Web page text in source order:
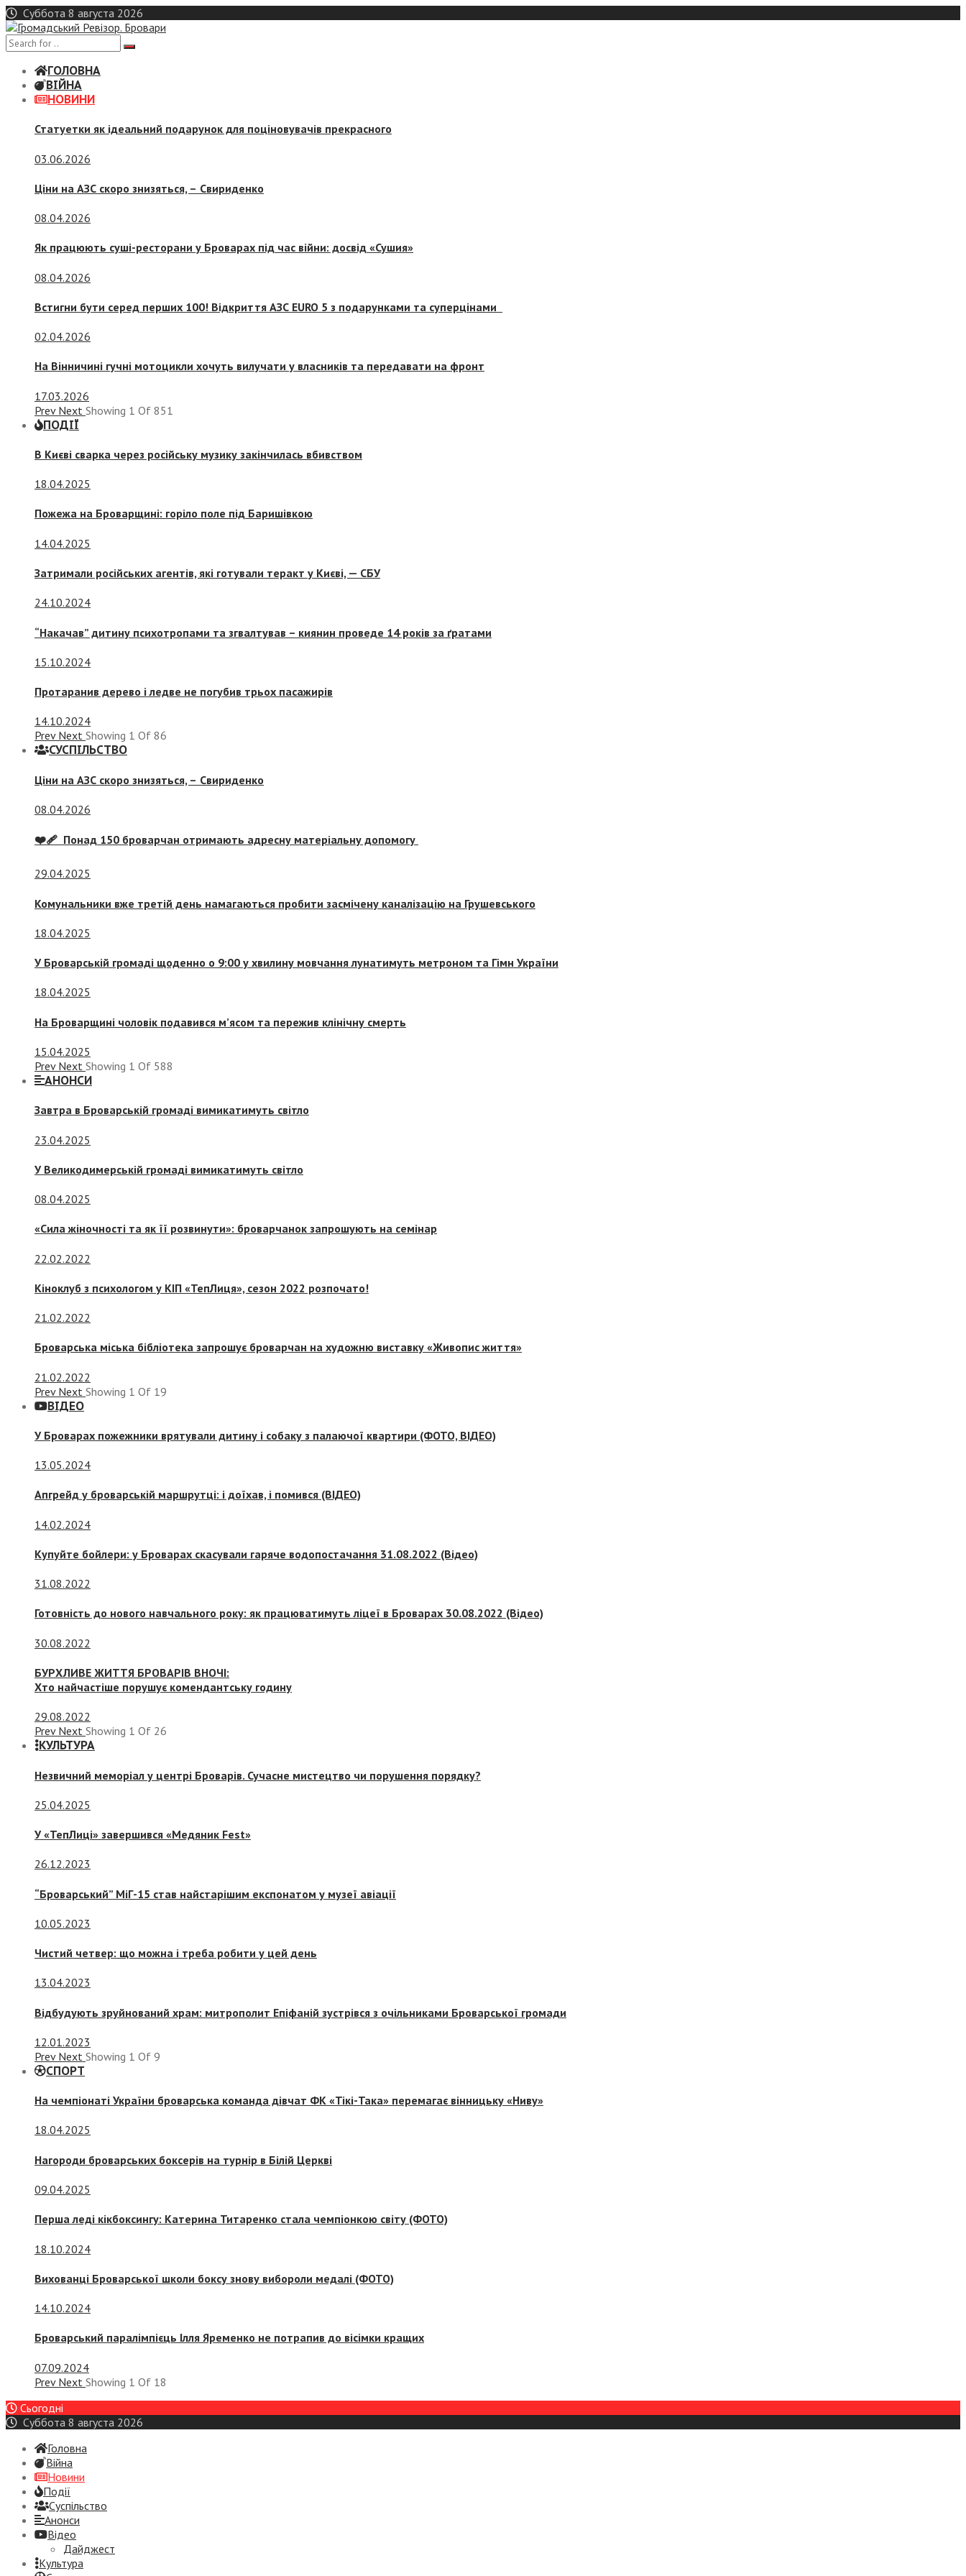
Skip
to
content
Суббота 8 августа 2026
ГОЛОВНА
ВІЙНА
НОВИНИ
Статуетки як ідеальний подарунок для поціновувачів прекрасного
03.06.2026
Ціни на АЗС скоро знизяться, – Свириденко
08.04.2026
Як працюють суші-ресторани у Броварах під час війни: досвід «Сушия»
08.04.2026
Встигни бути серед перших 100! Відкриття АЗС EURO 5 з подарунками та суперцінами
02.04.2026
На Вінничині гучні мотоцикли хочуть вилучати у власників та передавати на фронт
17.03.2026
Prev Next Showing 1 Of 851
ПОДІЇ
В Києві сварка через російську музику закінчилась вбивством
18.04.2025
Пожежа на Броварщині: горіло поле під Баришівкою
14.04.2025
Затримали російських агентів, які готували теракт у Києві, — СБУ
24.10.2024
“Накачав” дитину психотропами та згвалтував – киянин проведе 14 років за ґратами
15.10.2024
Протаранив дерево і ледве не погубив трьох пасажирів
14.10.2024
Prev Next Showing 1 Of 86
СУСПIЛЬСТВО
Ціни на АЗС скоро знизяться, – Свириденко
08.04.2026
❤️‍🩹 Понад 150 броварчан отримають адресну матеріальну допомогу
29.04.2025
Комунальники вже третій день намагаються пробити засмічену каналізацію на Грушевського
18.04.2025
У Броварській громаді щоденно о 9:00 у хвилину мовчання лунатимуть метроном та Гімн України
18.04.2025
На Броварщині чоловік подавився м’ясом та пережив клінічну смерть
15.04.2025
Prev Next Showing 1 Of 588
АНОНСИ
Завтра в Броварській громаді вимикатимуть світло
23.04.2025
У Великодимерській громаді вимикатимуть світло
08.04.2025
«Сила жіночності та як її розвинути»: броварчанок запрошують на семінар
22.02.2022
Кіноклуб з психологом у КІП «ТепЛиця», сезон 2022 розпочато!
21.02.2022
Броварська міська бібліотека запрошує броварчан на художню виставку «Живопис життя»
21.02.2022
Prev Next Showing 1 Of 19
ВІДЕО
У Броварах пожежники врятували дитину і собаку з палаючої квартири (ФОТО, ВІДЕО)
13.05.2024
Апгрейд у броварській маршрутці: і доїхав, і помився (ВІДЕО)
14.02.2024
Купуйте бойлери: у Броварах скасували гаряче водопостачання 31.08.2022 (Відео)
31.08.2022
Готовність до нового навчального року: як працюватимуть ліцеї в Броварах 30.08.2022 (Відео)
30.08.2022
БУРХЛИВЕ ЖИТТЯ БРОВАРІВ ВНОЧІ:
Хто найчастіше порушує комендантську годину
29.08.2022
Prev Next Showing 1 Of 26
КУЛЬТУРА
Незвичний меморіал у центрі Броварів. Сучасне мистецтво чи порушення порядку?
25.04.2025
У «ТепЛиці» завершився «Медяник Fest»
26.12.2023
“Броварський” МіГ-15 став найстарішим експонатом у музеї авіації
10.05.2023
Чистий четвер: що можна і треба робити у цей день
13.04.2023
Відбудують зруйнований храм: митрополит Епіфаній зустрівся з очільниками Броварської громади
12.01.2023
Prev Next Showing 1 Of 9
СПОРТ
На чемпіонаті України броварська команда дівчат ФК «Тікі-Така» перемагає вінницьку «Ниву»
18.04.2025
Нагороди броварських боксерів на турнір в Білій Церкві
09.04.2025
Перша леді кікбоксингу: Катерина Титаренко стала чемпіонкою світу (ФОТО)
18.10.2024
Вихованці Броварської школи боксу знову вибороли медалі (ФОТО)
14.10.2024
Броварський паралімпієць Ілля Яременко не потрапив до вісімки кращих
07.09.2024
Prev Next Showing 1 Of 18
Сьогодні
Суббота 8 августа 2026
Головна
Війна
Новини
Події
Суспiльство
Анонси
Відео
Дайджест
Культура